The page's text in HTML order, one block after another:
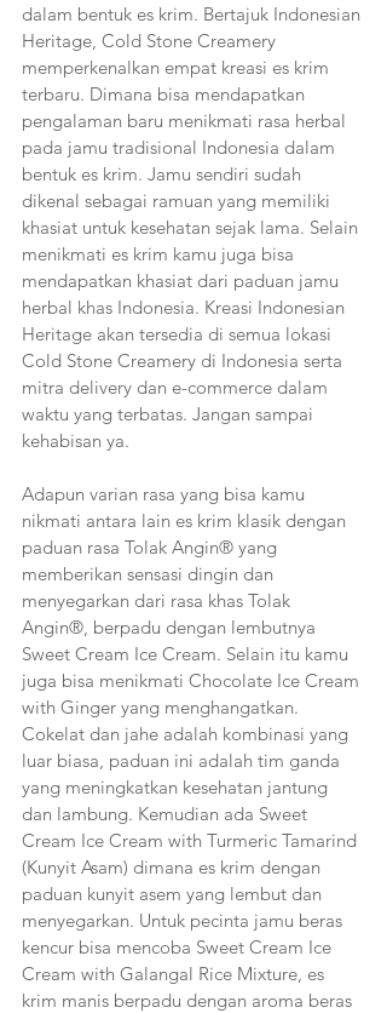
dalam bentuk es krim. Bertajuk Indonesian
Heritage, Cold Stone Creamery
memperkenalkan empat kreasi es krim
terbaru. Dimana bisa mendapatkan
pengalaman baru menikmati rasa herbal
pada jamu tradisional Indonesia dalam
bentuk es krim. Jamu sendiri sudah
dikenal sebagai ramuan yang memiliki
khasiat untuk kesehatan sejak lama. Selain
menikmati es krim kamu juga bisa
mendapatkan khasiat dari paduan jamu
herbal khas Indonesia. Kreasi Indonesian
Heritage akan tersedia di semua lokasi
Cold Stone Creamery di Indonesia serta
mitra delivery dan e-commerce dalam
waktu yang terbatas. Jangan sampai
kehabisan ya.
Adapun varian rasa yang bisa kamu
nikmati antara lain es krim klasik dengan
paduan rasa Tolak Angin® yang
memberikan sensasi dingin dan
menyegarkan dari rasa khas Tolak
Angin®, berpadu dengan lembutnya
Sweet Cream Ice Cream. Selain itu kamu
juga bisa menikmati Chocolate Ice Cream
with Ginger yang menghangatkan.
Cokelat dan jahe adalah kombinasi yang
luar biasa, paduan ini adalah tim ganda
yang meningkatkan kesehatan jantung
dan lambung. Kemudian ada Sweet
Cream Ice Cream with Turmeric Tamarind
(Kunyit Asam) dimana es krim dengan
paduan kunyit asem yang lembut dan
menyegarkan. Untuk pecinta jamu beras
kencur bisa mencoba Sweet Cream Ice
Cream with Galangal Rice Mixture, es
krim manis berpadu dengan aroma beras